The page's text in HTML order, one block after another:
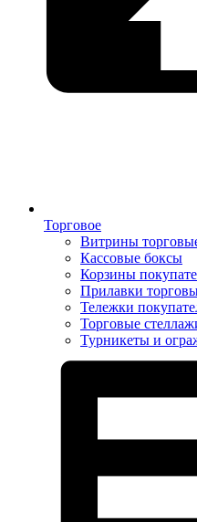
Торговое
Витрины
Кассовые боксы
Корзины
Прилавки
Тележки
Торговые
Турникеты и